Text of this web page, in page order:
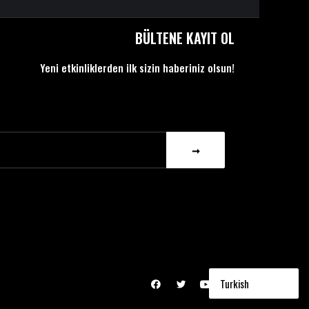
BÜLTENE KAYIT OL
Yeni etkinliklerden ilk sizin haberiniz olsun!